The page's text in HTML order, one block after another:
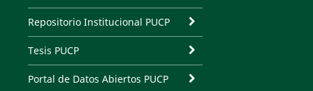
Repositorio Institucional PUCP
Tesis PUCP
Portal de Datos Abiertos PUCP